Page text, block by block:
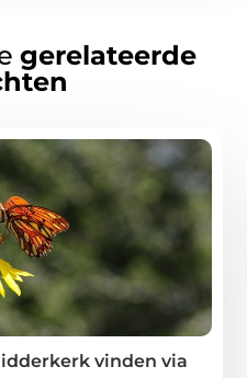
gerelateerde
vinden via